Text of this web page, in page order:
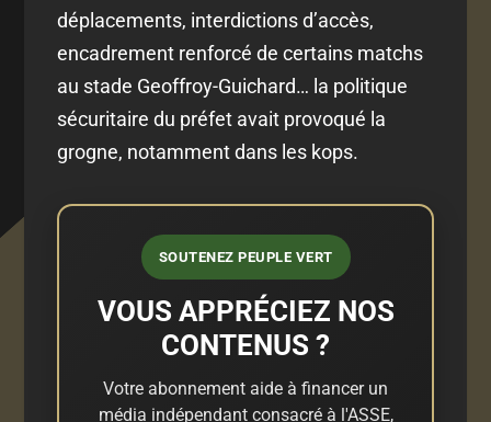
déplacements, interdictions d’accès,
encadrement renforcé de certains matchs
au stade Geoffroy-Guichard… la politique
sécuritaire du préfet avait provoqué la
grogne, notamment dans les kops.
SOUTENEZ PEUPLE VERT
VOUS APPRÉCIEZ NOS
CONTENUS ?
Votre abonnement aide à financer un
média indépendant consacré à l'ASSE,